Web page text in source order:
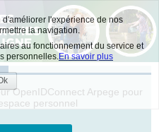
l'expérience de nos
la navigation.
au fonctionnement du service et
personnelles.En savoir plus
Accepter
les
cookies
OpenIDConnect Arpege pour
personnel